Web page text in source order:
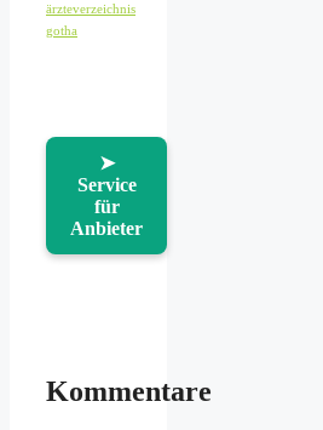
ärzteverzeichnis
gotha
➤
Service
für
Anbieter
Kommentare